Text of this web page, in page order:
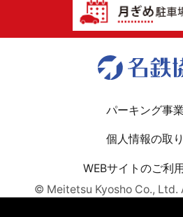
パーキング事
個人情報の取
WEBサイトのご利
© Meitetsu Kyosho Co., Ltd.